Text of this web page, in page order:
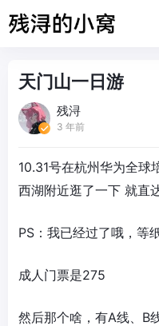
天门山一日游
残浔
3 年前
10.31号在杭州华为全球
西湖附近逛了一下 就直
PS：我已经过了哦，等
成人门票是275
然后那个啥，有A线、B